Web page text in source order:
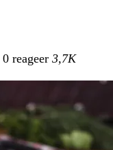
0 reageer 3,7K